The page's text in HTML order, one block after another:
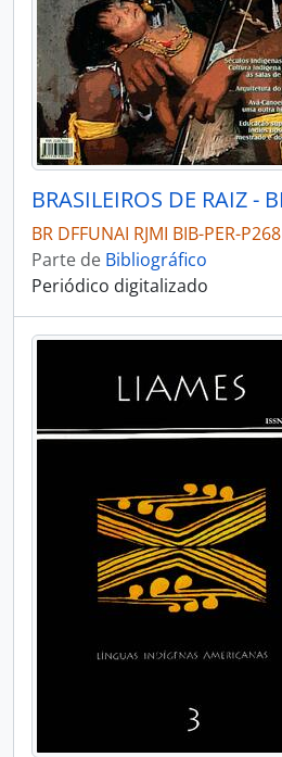
BR DFFUNAI RJMI BIB-PER-P268
Parte de Bibliográfico
Periódico digitalizado